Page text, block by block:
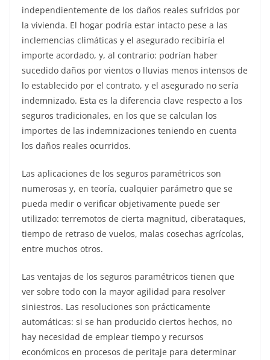
independientemente de los daños reales sufridos por
la vivienda. El hogar podría estar intacto pese a las
inclemencias climáticas y el asegurado recibiría el
importe acordado, y, al contrario: podrían haber
sucedido daños por vientos o lluvias menos intensos de
lo establecido por el contrato, y el asegurado no sería
indemnizado. Esta es la diferencia clave respecto a los
seguros tradicionales, en los que se calculan los
importes de las indemnizaciones teniendo en cuenta
los daños reales ocurridos.
Las aplicaciones de los seguros paramétricos son
numerosas y, en teoría, cualquier parámetro que se
pueda medir o verificar objetivamente puede ser
utilizado: terremotos de cierta magnitud, ciberataques,
tiempo de retraso de vuelos, malas cosechas agrícolas,
entre muchos otros.
Las ventajas de los seguros paramétricos tienen que
ver sobre todo con la mayor agilidad para resolver
siniestros. Las resoluciones son prácticamente
automáticas: si se han producido ciertos hechos, no
hay necesidad de emplear tiempo y recursos
económicos en procesos de peritaje para determinar